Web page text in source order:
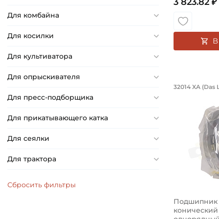
29 мм
32 мм
36 мм
38 мм
46 мм
66,675 мм
Для комбайна
Для косилки
Для культиватора
Для опрыскивателя
Для пресс-подборщика
Для прикатывающего катка
Для сеялки
Для трактора
32014 XA (Das
Подшипник